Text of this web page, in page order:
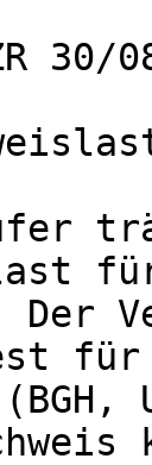
30/
Der